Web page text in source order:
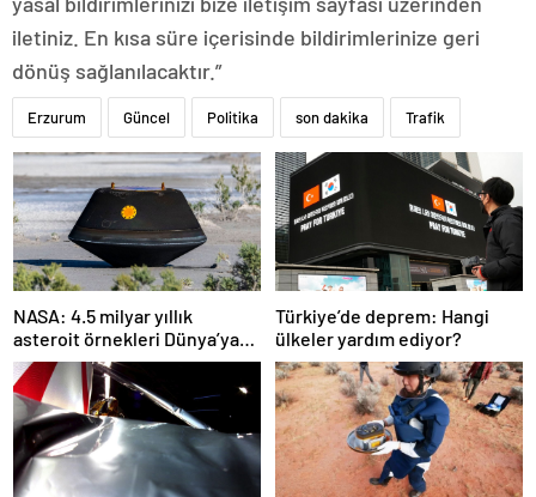
iletiniz. En kısa süre içerisinde bildirimlerinize geri
dönüş sağlanılacaktır.”
Erzurum Güncel Politika son dakika Trafik
NASA: 4.5 milyar yıllık
asteroit örnekleri Dünya’ya
getirildi; yaşamın
başlangıcına ışık tutabilir
Türkiye’de deprem: Hangi
ülkeler yardım ediyor?